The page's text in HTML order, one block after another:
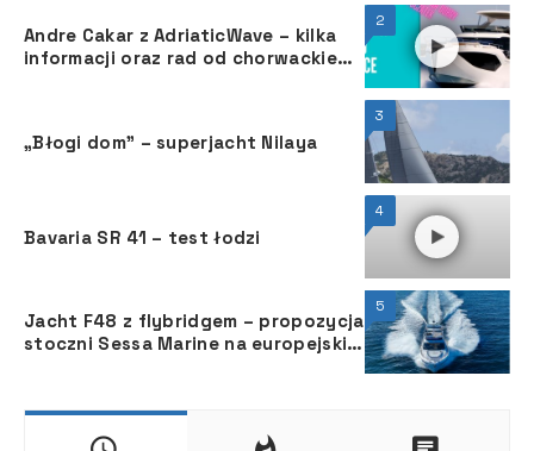
2
Andre Cakar z AdriaticWave – kilka
informacji oraz rad od chorwackiego
3
„Błogi dom” – superjacht Nilaya
4
Bavaria SR 41 – test łodzi
5
Jacht F48 z flybridgem ­– propozycja
stoczni Sessa Marine na europejskie